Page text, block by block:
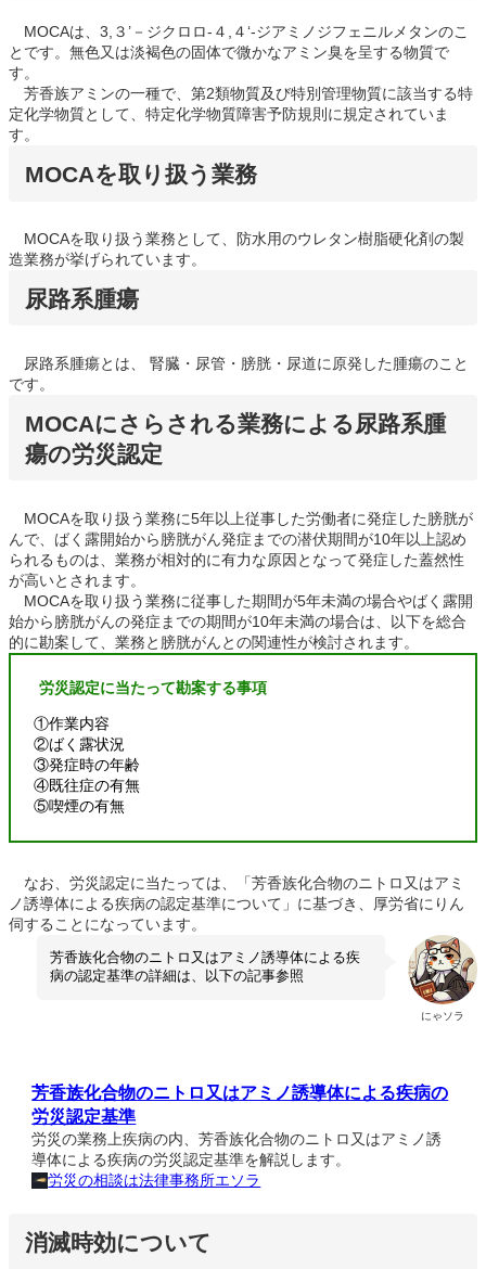
MOCAは、3,３’－ジクロロ-４,４‘-ジアミノジフェニルメタンのこ
とです。無色又は淡褐色の固体で微かなアミン臭を呈する物質で
す。
芳香族アミンの一種で、第2類物質及び特別管理物質に該当する特
定化学物質として、特定化学物質障害予防規則に規定されていま
す。
MOCAを取り扱う業務
MOCAを取り扱う業務として、防水用のウレタン樹脂硬化剤の製
造業務が挙げられています。
尿路系腫瘍
尿路系腫瘍とは、 腎臓・尿管・膀胱・尿道に原発した腫瘍のこと
です。
MOCAにさらされる業務による尿路系腫
瘍の労災認定
MOCAを取り扱う業務に5年以上従事した労働者に発症した膀胱が
んで、ばく露開始から膀胱がん発症までの潜伏期間が10年以上認め
られるものは、業務が相対的に有力な原因となって発症した蓋然性
が高いとされます。
MOCAを取り扱う業務に従事した期間が5年未満の場合やばく露開
始から膀胱がんの発症までの期間が10年未満の場合は、以下を総合
的に勘案して、業務と膀胱がんとの関連性が検討されます。
労災認定に当たって勘案する事項
①作業内容
②ばく露状況
③発症時の年齢
④既往症の有無
⑤喫煙の有無
なお、労災認定に当たっては、「芳香族化合物のニトロ又はアミ
ノ誘導体による疾病の認定基準について」に基づき、厚労省にりん
伺することになっています。
にゃソラ
芳香族化合物のニトロ又はアミノ誘導体による疾
病の認定基準の詳細は、以下の記事参照
芳香族化合物のニトロ又はアミノ誘導体による疾病の
労災認定基準
労災の業務上疾病の内、芳香族化合物のニトロ又はアミノ誘
導体による疾病の労災認定基準を解説します。
労災の相談は法律事務所エソラ
消滅時効について